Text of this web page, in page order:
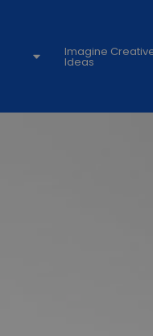
Imagine
Ideas